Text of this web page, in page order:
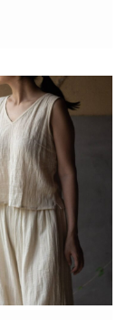
の
商
品
に
は
複
数
の
バ
リ
エ
ー
シ
ョ
ン
が
あ
り
ま